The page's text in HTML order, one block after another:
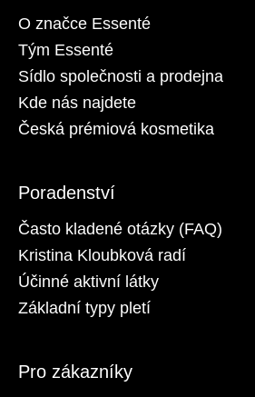
O značce Essenté
Tým Essenté
Sídlo společnosti a prodejna
Kde nás najdete
Česká prémiová kosmetika
Poradenství
Často kladené otázky (FAQ)
Kristina Kloubková radí
Účinné aktivní látky
Základní typy pletí
Pro zákazníky